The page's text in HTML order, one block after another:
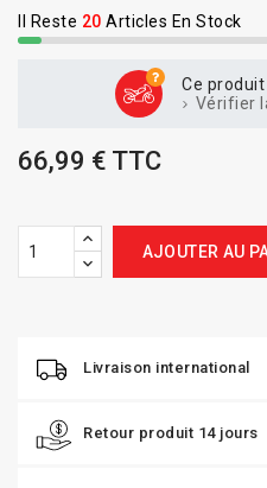
Il Reste 20 Articles En Stock
Ce
Vérifier
66,99 € TTC
AJOUTER AU
Livraison international
Retour produit 14 jours